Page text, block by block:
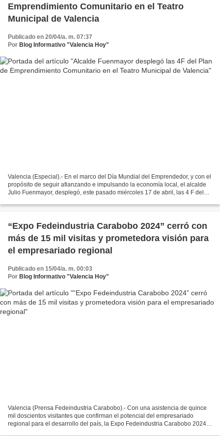
Emprendimiento Comunitario en el Teatro
Municipal de Valencia
Publicado en 20/04/a. m. 07:37
Por Blog Informativo "Valencia Hoy"
Valencia (Especial).- En el marco del Día Mundial del Emprendedor, y con el
propósito de seguir afianzando e impulsando la economía local, el alcalde
Julio Fuenmayor, desplegó, este pasado miércoles 17 de abril, las 4 F del
“Expo Fedeindustria Carabobo 2024” cerró con
más de 15 mil visitas y prometedora visión para
el empresariado regional
Publicado en 15/04/a. m. 00:03
Por Blog Informativo "Valencia Hoy"
Valencia (Prensa Fedeindustria Carabobo).- Con una asistencia de quince
mil doscientos visitantes que confirman el potencial del empresariado
regional para el desarrollo del país, la Expo Fedeindustria Carabobo 2024